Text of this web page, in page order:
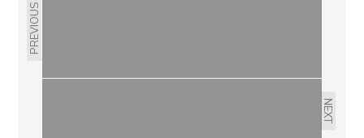
PREVIOUS
NEXT